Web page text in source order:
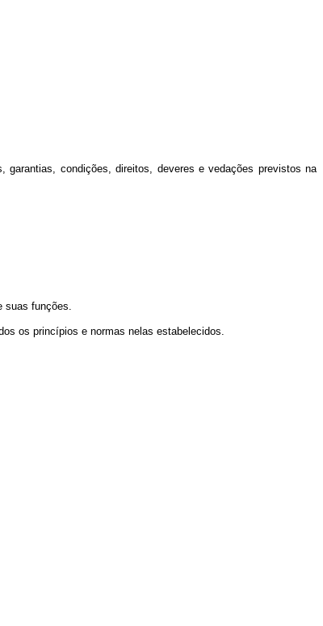
condições, direitos, deveres e vedações previstos na
suas funções.
os princípios e normas nelas estabelecidos.